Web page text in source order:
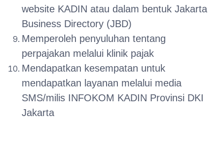
website KADIN atau dalam bentuk Jakarta
Business Directory (JBD)
Memperoleh penyuluhan tentang
perpajakan melalui klinik pajak
Mendapatkan kesempatan untuk
mendapatkan layanan melalui media
SMS/milis INFOKOM KADIN Provinsi DKI
Jakarta